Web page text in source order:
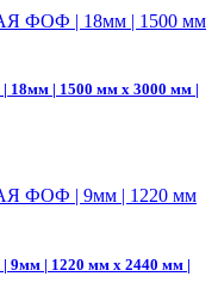
| 1500 мм х 3000 мм |
| 1220 мм х 2440 мм |